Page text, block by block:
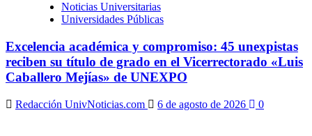
Noticias Universitarias
Universidades Públicas
Excelencia académica y compromiso: 45 unexpistas
reciben su título de grado en el Vicerrectorado «Luis
Caballero Mejías» de UNEXPO
Redacción UnivNoticias.com 6 de agosto de 2026 0